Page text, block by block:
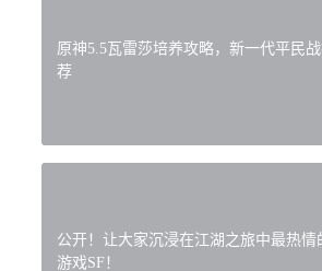
原神5.5瓦雷莎培养攻略，新一代平民
荐
公开！让大家沉浸在江湖之旅中最热情
游戏SF！